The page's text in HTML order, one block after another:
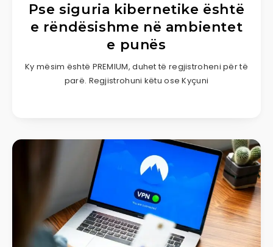
Pse siguria kibernetike është
e rëndësishme në ambientet
e punës
Ky mësim është PREMIUM, duhet të regjistroheni për të
parë. Regjistrohuni këtu ose Kyçuni